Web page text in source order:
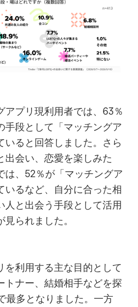
アプリ現利用者では、63％
手段として「マッチングア
いると回答しました。さら
出会い、恋愛を楽しみた
は、52％が「マッチングア
いるなど、自分に合った相
人と出会う手段として活用
られました。
を利用する主な目的として
トナー、結婚相手などを探
最多となりました。一方